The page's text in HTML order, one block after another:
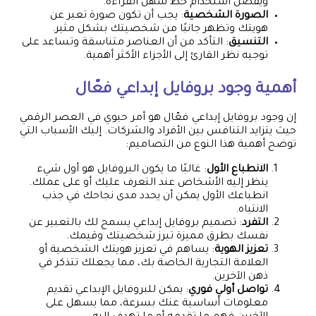
ويُفضل استخدام خط سهل القراءة.
الصورة الشخصية: يجب أن تكون صورة تعبر عن
هويتك وتظهر جانبًا من شخصيتك بشكل مثير.
التنسيق: التأكد من أن العناصر متناسقة وتساعد على
توجيه نظر القارئ إلى الأجزاء الأكثر أهمية.
أهمية وجود بروفايل إبداعي فعّال
إن وجود بروفايل إبداعي فعّال هو أمر حيوي في العصر الرقمي
حيث يتزايد التنافس بين الأفراد والشركات. إليك الأسباب التي
توضح أهمية هذا النوع من التصاميم:
الانطباع الأول: غالبًا ما يكون البروفايل هو أول شيء
ينظر إليه الأشخاص عند التعرف عليك أو على عملك.
انطباعك الأول يمكن أن يحدد مدى نجاحك في جذب
الانتباه.
التفرد: تصميم بروفايل إبداعي يسمح لك بالتعبير عن
نفسك بطرق مميزة تبرز شخصيتك وقيمك.
تعزيز الهوية: يساهم في تعزيز هويتك الشخصية أو
العلامة التجارية الخاصة بك، مما يجعلك تتذكر في
ذهن الآخرين.
تواصل أولي فوري: يمكن للبروفايل الإبداعي تقديم
معلومات أساسية عنك بسرعة، مما يسهل على